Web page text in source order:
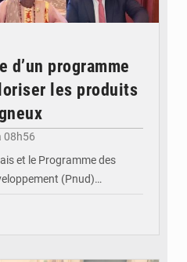
d’un programme
les produits
08h56
et le Programme des
(Pnud)…